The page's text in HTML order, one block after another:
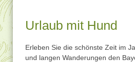
Urlaub mit Hund
Erleben Sie die schönste Zeit im
und langen Wanderungen den